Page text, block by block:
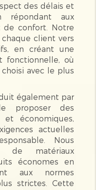
des délais et
répondant aux
de confort. Notre
client vers
en créant une
fonctionnelle, où
avec le plus
également par
proposer des
et économiques,
actuelles
Nous
de matériaux
économes en
aux normes
strictes. Cette